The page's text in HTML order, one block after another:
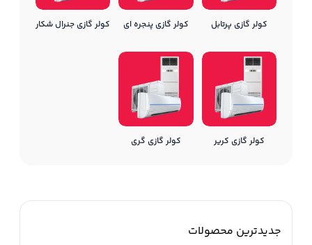
کولر گازی پرتابل کولر گازی پنجره ای کولر گازی جنرال شکار
کولر گازی کریر کولر گازی گری
جدیدترین محصولات